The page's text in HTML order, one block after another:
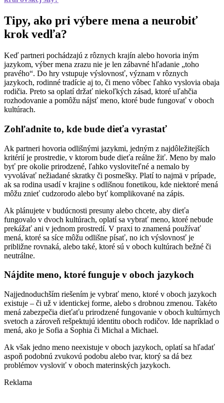
Tipy, ako pri výbere mena a neurobiť
krok vedľa?
Keď partneri pochádzajú z rôznych krajín alebo hovoria iným
jazykom, výber mena zrazu nie je len zábavné hľadanie „toho
pravého“. Do hry vstupuje výslovnosť, význam v rôznych
jazykoch, rodinné tradície aj to, či meno vôbec ľahko vyslovia obaja
rodičia. Preto sa oplatí držať niekoľkých zásad, ktoré uľahčia
rozhodovanie a pomôžu nájsť meno, ktoré bude fungovať v oboch
kultúrach.
Zohľadnite to, kde bude dieťa vyrastať
Ak partneri hovoria odlišnými jazykmi, jedným z najdôležitejších
kritérií je prostredie, v ktorom bude dieťa reálne žiť. Meno by malo
byť pre okolie prirodzené, ľahko vysloviteľné a nemalo by
vyvolávať nežiadané skratky či posmešky. Platí to najmä v prípade,
ak sa rodina usadí v krajine s odlišnou fonetikou, kde niektoré mená
môžu znieť cudzorodo alebo byť komplikované na zápis.
Ak plánujete v budúcnosti presuny alebo chcete, aby dieťa
fungovalo v dvoch kultúrach, oplatí sa vybrať meno, ktoré nebude
prekážať ani v jednom prostredí. V praxi to znamená používať
mená, ktoré sa síce môžu odlišne písať, no ich výslovnosť je
približne rovnaká, alebo také, ktoré sú v oboch kultúrach bežné či
neutrálne.
Nájdite meno, ktoré funguje v oboch jazykoch
Najjednoduchším riešením je vybrať meno, ktoré v oboch jazykoch
existuje – či už v identickej forme, alebo s drobnou zmenou. Takéto
mená zabezpečia dieťaťu prirodzené fungovanie v oboch kultúrnych
svetoch a zároveň rešpektujú identitu oboch rodičov. Ide napríklad o
mená, ako je Sofia a Sophia či Michal a Michael.
Ak však jedno meno neexistuje v oboch jazykoch, oplatí sa hľadať
aspoň podobnú zvukovú podobu alebo tvar, ktorý sa dá bez
problémov vysloviť v oboch materinských jazykoch.
Reklama